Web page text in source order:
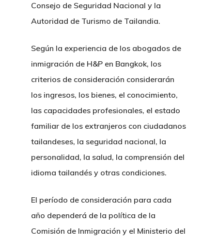
Consejo de Seguridad Nacional y la
Autoridad de Turismo de Tailandia.
Según la experiencia de los abogados de
inmigración de H&P en Bangkok, los
criterios de consideración considerarán
los ingresos, los bienes, el conocimiento,
las capacidades profesionales, el estado
familiar de los extranjeros con ciudadanos
tailandeses, la seguridad nacional, la
personalidad, la salud, la comprensión del
idioma tailandés y otras condiciones.
El período de consideración para cada
año dependerá de la política de la
Comisión de Inmigración y el Ministerio del
Diligencia Debida A
Direccion Registral
Impuestos E IVA
Registro De Yates
Ciudadania Por
Colecciones De Arte